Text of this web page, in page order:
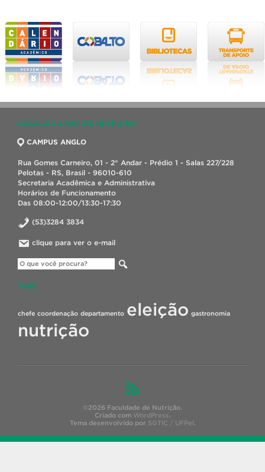
LOCALIZE A FAC. DE NUTRIÇÃO
CAMPUS ANGLO
Rua Gomes Carneiro, 01 - 2° Andar - Prédio 1 - Salas 227/228
Pelotas - RS, Brasil - 96010-610
Secretaria Acadêmica e Administrativa
Horários de Funcionamento
Das 08:00-12:00/13:30-17:30
(53)3284 3834
clique para ver o e-mail
TAGS
chefe coordenação departamento eleição gastronomia
nutrição
©2026 Faculdade de Nutrição.
Criado com WordPress.
Tema desenvolvido por SGTIC / UFPel.